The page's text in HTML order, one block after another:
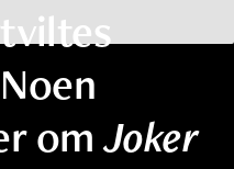
omJoker